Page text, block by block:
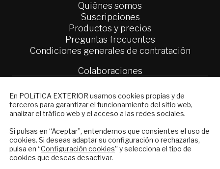
Quiénes somos
Suscripciones
Productos y precios
Preguntas frecuentes
Condiciones generales de contratación
Colaboraciones
Contacto
Política Exterior
Afkar/Ideas
© 2026 - Fundación Análisis de Política
En POLíTICA EXTERIOR usamos cookies propias y de
terceros para garantizar el funcionamiento del sitio web,
analizar el tráfico web y el acceso a las redes sociales.
Si pulsas en “Aceptar”, entendemos que consientes el uso de
cookies. Si deseas adaptar su configuración o rechazarlas,
pulsa en “Configuración cookies” y selecciona el tipo de
cookies que deseas desactivar.
NEWSLETTER
Suscríbase a nuestro boletín electrónico y
reciba en su correo el mejor análisis
internacional en español.